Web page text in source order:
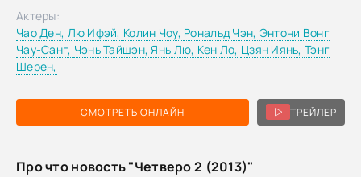
СМОТРЕТЬ ОНЛАЙН ТРЕЙЛЕР
Актеры:
Чао Ден, Лю Ифэй, Колин Чоу, Рональд Чэн, Энтони Вонг
Чау-Санг, Чэнь Тайшэн,Янь Лю, Кен Ло, Цзян Иянь,Тэнг
Шерен,
Про что новость "Четверо 2 (2013)"